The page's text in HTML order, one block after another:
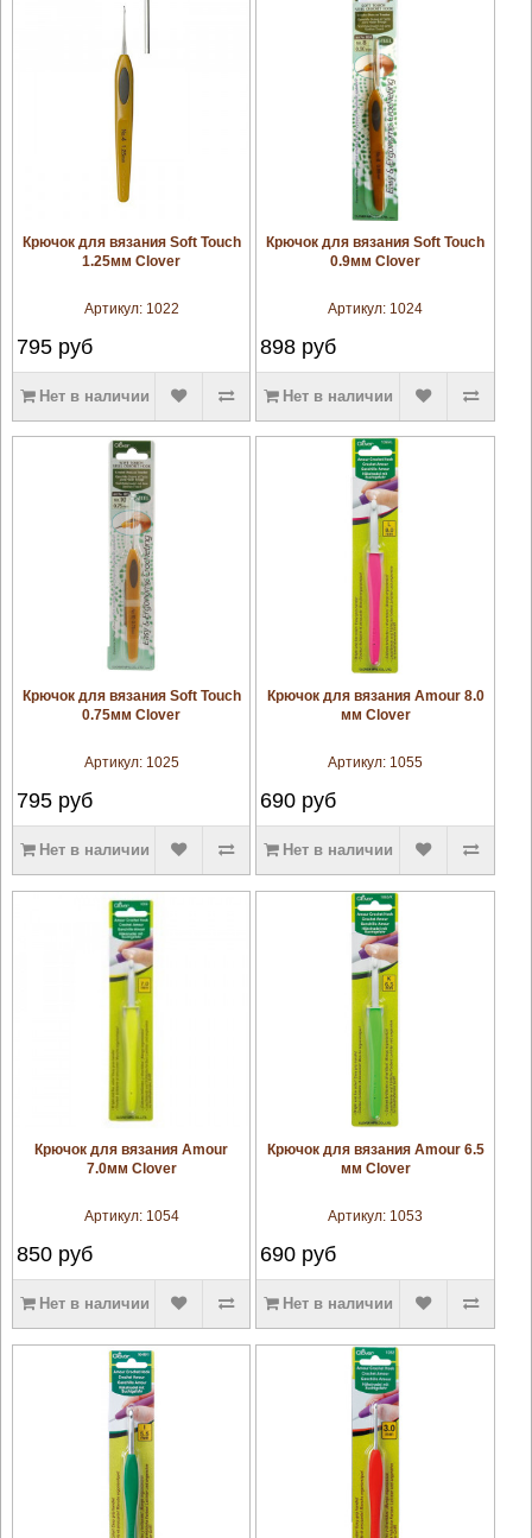
увеличить
Крючок для вязания Soft Touch
1.25мм Clover
Артикул: 1022
795руб
Нет в наличии
увеличить
Крючок для вязания Soft Touch
0.9мм Clover
Артикул: 1024
898 руб
Нет в наличии
увеличить
Крючок для вязания Soft Touch
0.75мм Clover
Артикул: 1025
795руб
Нет в наличии
увеличить
Крючок для вязания Amour 8.0
мм Clover
Артикул: 1055
690 руб
Нет в наличии
увеличить
Крючок для вязания Amour
7.0мм Clover
Артикул: 1054
850руб
Нет в наличии
увеличить
Крючок для вязания Amour 6.5
мм Clover
Артикул: 1053
690 руб
Нет в наличии